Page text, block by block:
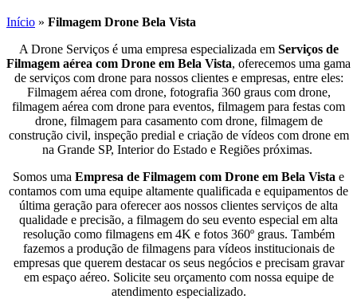
Início » Filmagem Drone Bela Vista
A Drone Serviços é uma empresa especializada em Serviços de
Filmagem aérea com Drone em Bela Vista, oferecemos uma gama
de serviços com drone para nossos clientes e empresas, entre eles:
Filmagem aérea com drone, fotografia 360 graus com drone,
filmagem aérea com drone para eventos, filmagem para festas com
drone, filmagem para casamento com drone, filmagem de
construção civil, inspeção predial e criação de vídeos com drone em
na Grande SP, Interior do Estado e Regiões próximas.
Somos uma Empresa de Filmagem com Drone em Bela Vista e
contamos com uma equipe altamente qualificada e equipamentos de
última geração para oferecer aos nossos clientes serviços de alta
qualidade e precisão, a filmagem do seu evento especial em alta
resolução como filmagens em 4K e fotos 360º graus. Também
fazemos a produção de filmagens para vídeos institucionais de
empresas que querem destacar os seus negócios e precisam gravar
em espaço aéreo. Solicite seu orçamento com nossa equipe de
atendimento especializado.